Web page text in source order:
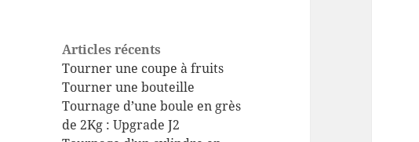
Articles récents
Tourner une coupe à fruits
Tourner une bouteille
Tournage d’une boule en grès
de 2Kg : Upgrade J2